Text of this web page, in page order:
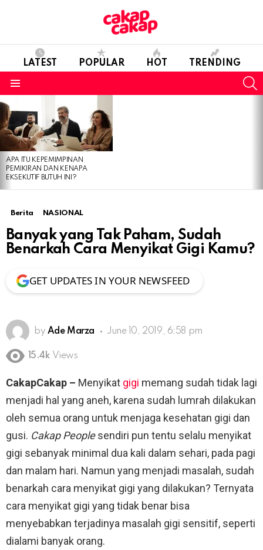
LATEST POPULAR HOT TRENDING
LATEST
STORIES
APA ITU KEPEMIMPINAN
PEMIKIRAN DAN KENAPA
EKSEKUTIF BUTUH INI?
Berita NASIONAL
Banyak yang Tak Paham, Sudah
Benarkah Cara Menyikat Gigi Kamu?
GET UPDATES IN YOUR NEWSFEED
by Ade Marza June 10, 2019, 6:58 pm
15.4k Views
CakapCakap – Menyikat gigi memang sudah tidak lagi
menjadi hal yang aneh, karena sudah lumrah dilakukan
oleh semua orang untuk menjaga kesehatan gigi dan
gusi. Cakap Peoplesendiri pun tentu selalu menyikat
gigi sebanyak minimal dua kali dalam sehari, pada pagi
dan malam hari. Namun yang menjadi masalah, sudah
benarkah cara menyikat gigi yang dilakukan? Ternyata
cara menyikat gigi yang tidak benar bisa
menyebabkan terjadinya masalah gigi sensitif, seperti
dialami banyak orang.